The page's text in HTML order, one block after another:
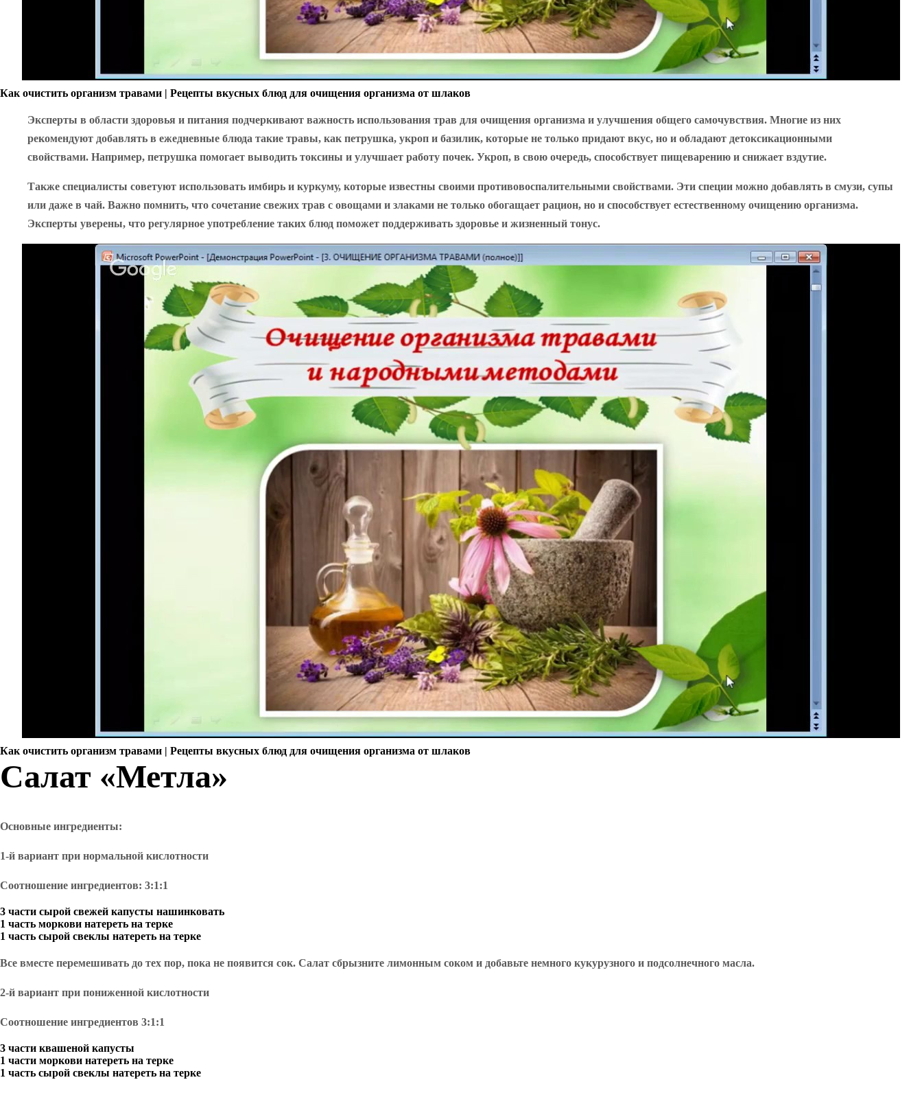
Как очистить организм травами | Рецепты вкусных блюд для очищения организма от шлаков
Эксперты в области здоровья и питания подчеркивают важность использования трав для очищения организма и улучшения общего самочувствия. Многие из них
рекомендуют добавлять в ежедневные блюда такие травы, как петрушка, укроп и базилик, которые не только придают вкус, но и обладают детоксикационными
свойствами. Например, петрушка помогает выводить токсины и улучшает работу почек. Укроп, в свою очередь, способствует пищеварению и снижает вздутие.
Также специалисты советуют использовать имбирь и куркуму, которые известны своими противовоспалительными свойствами. Эти специи можно добавлять в смузи, супы
или даже в чай. Важно помнить, что сочетание свежих трав с овощами и злаками не только обогащает рацион, но и способствует естественному очищению организма.
Эксперты уверены, что регулярное употребление таких блюд поможет поддерживать здоровье и жизненный тонус.
Как очистить организм травами | Рецепты вкусных блюд для очищения организма от шлаков
Салат «Метла»
Основные ингредиенты:
1-й вариант при нормальной кислотности
Соотношение ингредиентов: 3:1:1
3 части сырой свежей капусты нашинковать
1 часть моркови натереть на терке
1 часть сырой свеклы натереть на терке
Все вместе перемешивать до тех пор, пока не появится сок. Салат сбрызните лимонным соком и добавьте немного кукурузного и подсолнечного масла.
2-й вариант при пониженной кислотности
Соотношение ингредиентов 3:1:1
3 части квашеной капусты
1 части моркови натереть на терке
1 часть сырой свеклы натереть на терке